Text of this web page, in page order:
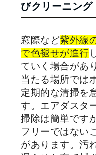
びクリーニン
窓際など紫外線
で色褪せが進行
ていく場合があ
当たる場所では
定期的な清掃を
す。エアダスタ
掃除は簡単です
フリーではない
があります。汚